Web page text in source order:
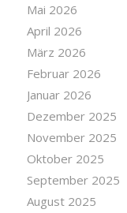
Mai 2026
April 2026
März 2026
Februar 2026
Januar 2026
Dezember 2025
November 2025
Oktober 2025
September 2025
August 2025